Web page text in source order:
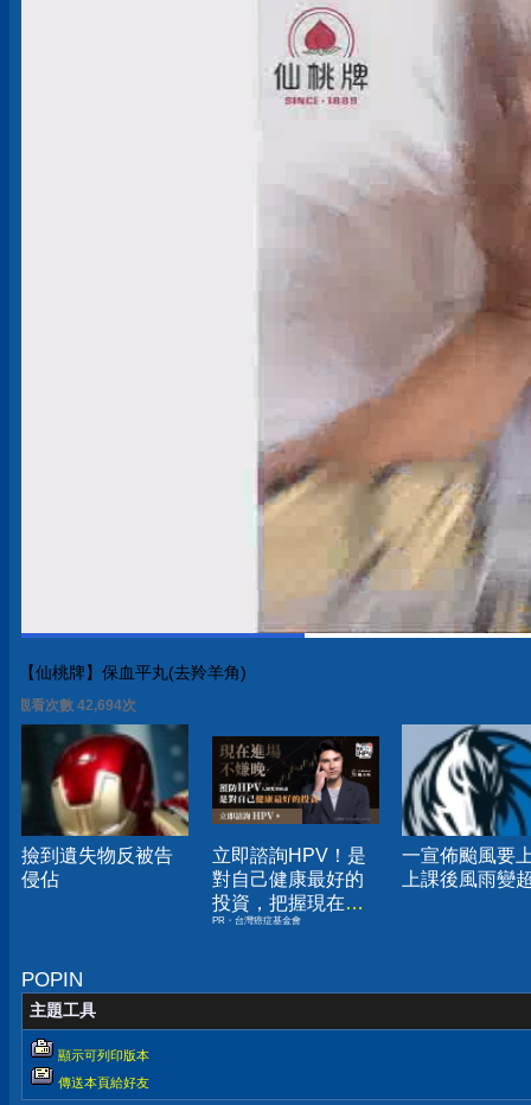
【仙桃牌】保血平丸(去羚羊角)
觀看次數 42,694次
撿到遺失物反被告
侵佔
立即諮詢HPV！是
對自己健康最好的
投資，把握現在不
嫌晚！
PR・台灣癌症基金會
一宣佈颱風要
上課後風雨變
POPIN
主題工具
顯示可列印版本
傳送本頁給好友